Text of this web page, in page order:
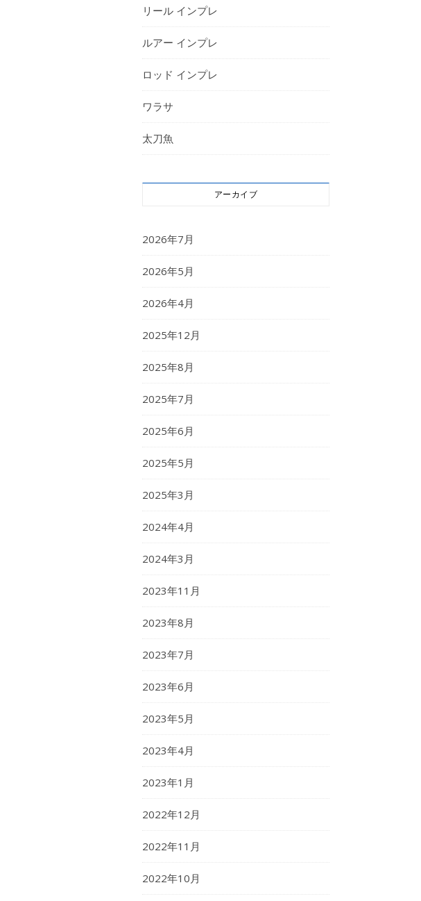
リール インプレ
ルアー インプレ
ロッド インプレ
ワラサ
太刀魚
アーカイブ
2026年7月
2026年5月
2026年4月
2025年12月
2025年8月
2025年7月
2025年6月
2025年5月
2025年3月
2024年4月
2024年3月
2023年11月
2023年8月
2023年7月
2023年6月
2023年5月
2023年4月
2023年1月
2022年12月
2022年11月
2022年10月